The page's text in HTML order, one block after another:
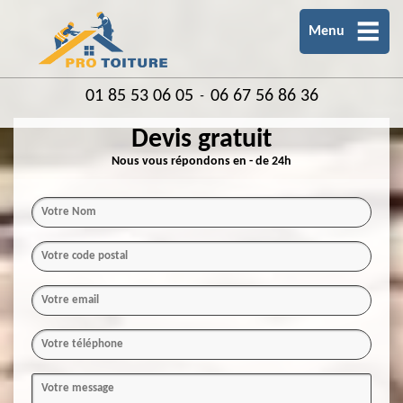
Menu
01 85 53 06 05 - 06 67 56 86 36
Devis gratuit
Nous vous répondons en - de 24h